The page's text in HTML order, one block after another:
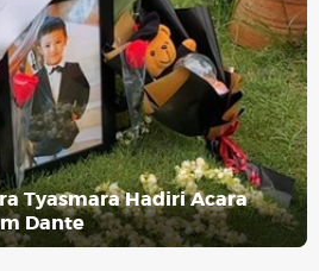
Tyasmara Hadiri Acara
Dante